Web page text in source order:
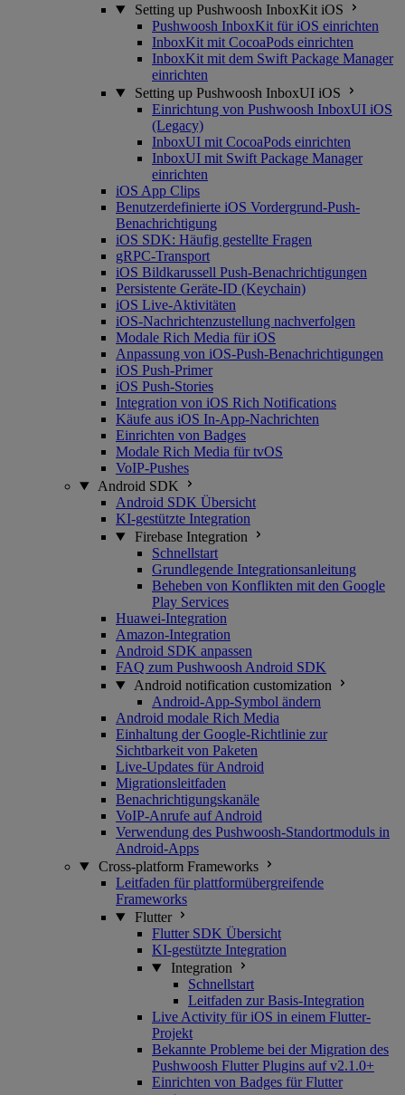
Setting up Pushwoosh InboxKit iOS
Pushwoosh InboxKit für iOS einrichten
InboxKit mit CocoaPods einrichten
InboxKit mit dem Swift Package Manager
einrichten
Setting up Pushwoosh InboxUI iOS
Einrichtung von Pushwoosh InboxUI iOS
(Legacy)
InboxUI mit CocoaPods einrichten
InboxUI mit Swift Package Manager
einrichten
iOS App Clips
Benutzerdefinierte iOS Vordergrund-Push-
Benachrichtigung
iOS SDK: Häufig gestellte Fragen
gRPC-Transport
iOS Bildkarussell Push-Benachrichtigungen
Persistente Geräte-ID (Keychain)
iOS Live-Aktivitäten
iOS-Nachrichtenzustellung nachverfolgen
Modale Rich Media für iOS
Anpassung von iOS-Push-Benachrichtigungen
iOS Push-Primer
iOS Push-Stories
Integration von iOS Rich Notifications
Käufe aus iOS In-App-Nachrichten
Einrichten von Badges
Modale Rich Media für tvOS
VoIP-Pushes
Android SDK
Android SDK Übersicht
KI-gestützte Integration
Firebase Integration
Schnellstart
Grundlegende Integrationsanleitung
Beheben von Konflikten mit den Google
Play Services
Huawei-Integration
Amazon-Integration
Android SDK anpassen
FAQ zum Pushwoosh Android SDK
Android notification customization
Android-App-Symbol ändern
Android modale Rich Media
Einhaltung der Google-Richtlinie zur
Sichtbarkeit von Paketen
Live-Updates für Android
Migrationsleitfaden
Benachrichtigungskanäle
VoIP-Anrufe auf Android
Verwendung des Pushwoosh-Standortmoduls in
Android-Apps
Cross-platform Frameworks
Leitfaden für plattformübergreifende
Frameworks
Flutter
Flutter SDK Übersicht
KI-gestützte Integration
Integration
Schnellstart
Leitfaden zur Basis-Integration
Live Activity für iOS in einem Flutter-
Projekt
Bekannte Probleme bei der Migration des
Pushwoosh Flutter Plugins auf v2.1.0+
Einrichten von Badges für Flutter